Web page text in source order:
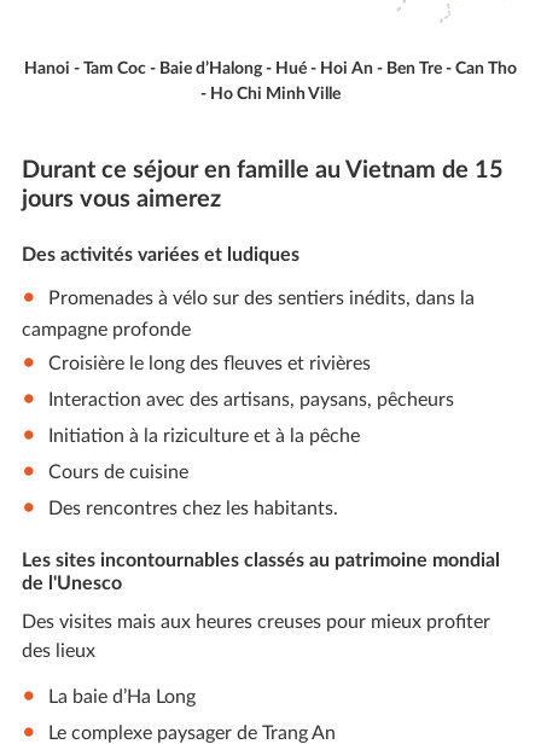
Hanoi - Tam Coc - Baie d’Halong - Hué - Hoi An - Ben Tre - Can Tho
- Ho Chi Minh Ville
Durant ce séjour en famille au Vietnam de 15
jours vous aimerez
Des activités variées et ludiques
Promenades à vélo sur des sentiers inédits, dans la
campagne profonde
Croisière le long des fleuves et rivières
Interaction avec des artisans, paysans, pêcheurs
Initiation à la riziculture et à la pêche
Cours de cuisine
Des rencontres chez les habitants.
Les sites incontournables classés au patrimoine mondial
de l'Unesco
Des visites mais aux heures creuses pour mieux profiter
des lieux
La baie d’Ha Long
Le complexe paysager de Trang An